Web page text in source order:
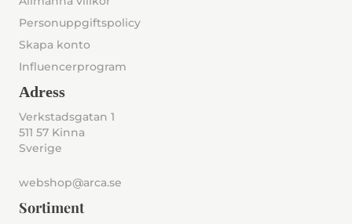
Personuppgiftspolicy
Skapa konto
Influencerprogram
Adress
Verkstadsgatan 1
511 57 Kinna
Sverige
webshop@arca.se
Sortiment